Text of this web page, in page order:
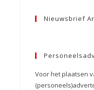
Nieuwsbrief
Voor het plaatsen